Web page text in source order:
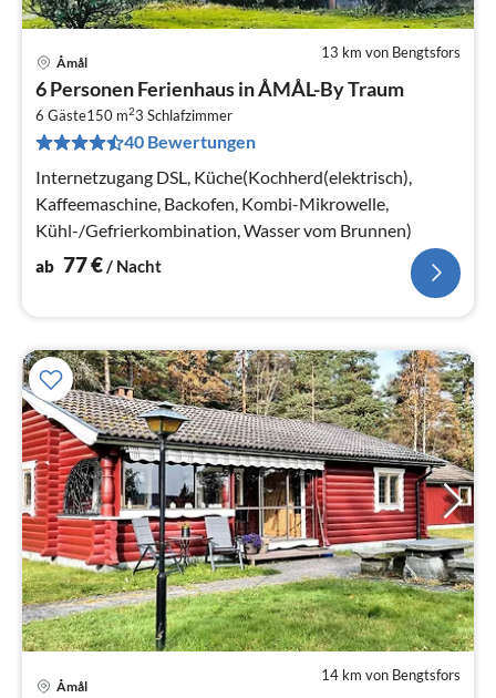
13 km von Bengtsfors
Åmål
6 Personen Ferienhaus in ÅMÅL-By Traum
6 Gäste150 m23 Schlafzimmer
40 Bewertungen
Internetzugang DSL, Küche(Kochherd(elektrisch),
Kaffeemaschine, Backofen, Kombi-Mikrowelle,
Kühl-/Gefrierkombination, Wasser vom Brunnen)
ab 77€/ Nacht
14 km von Bengtsfors
Åmål